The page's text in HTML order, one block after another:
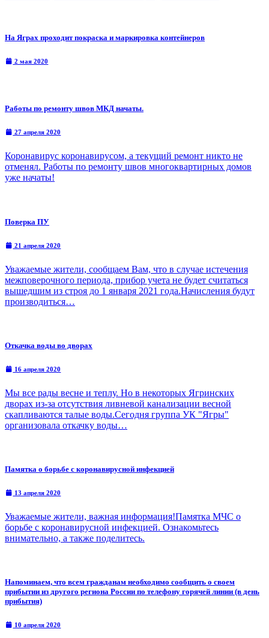
На Яграх проходит покраска и маркировка контейнеров
2 мая 2020
Работы по ремонту швов МКД начаты.
27 апреля 2020
Коронавирус коронавирусом, а текущий ремонт никто не
отменял. Работы по ремонту швов многоквартирных домов
уже начаты!
Поверка ПУ
21 апреля 2020
Уважаемые жители, сообщаем Вам, что в случае истечения
межповерочного периода, прибор учета не будет считаться
вышедшим из строя до 1 января 2021 года.Начисления будут
производиться…
Откачка воды во дворах
16 апреля 2020
Мы все рады весне и теплу. Но в некоторых Ягринских
дворах из-за отсутствия ливневой канализации весной
скапливаются талые воды.Сегодня группа УК "Ягры"
организовала откачку воды…
Памятка о борьбе с коронавирусной инфекцией
13 апреля 2020
Уважаемые жители, важная информация!Памятка МЧС о
борьбе с коронавирусной инфекцией. Ознакомьтесь
внимательно, а также поделитесь.
Напоминаем, что всем гражданам необходимо сообщить о своем
прибытии из другого региона России по телефону горячей линии (в день
прибытия)
10 апреля 2020